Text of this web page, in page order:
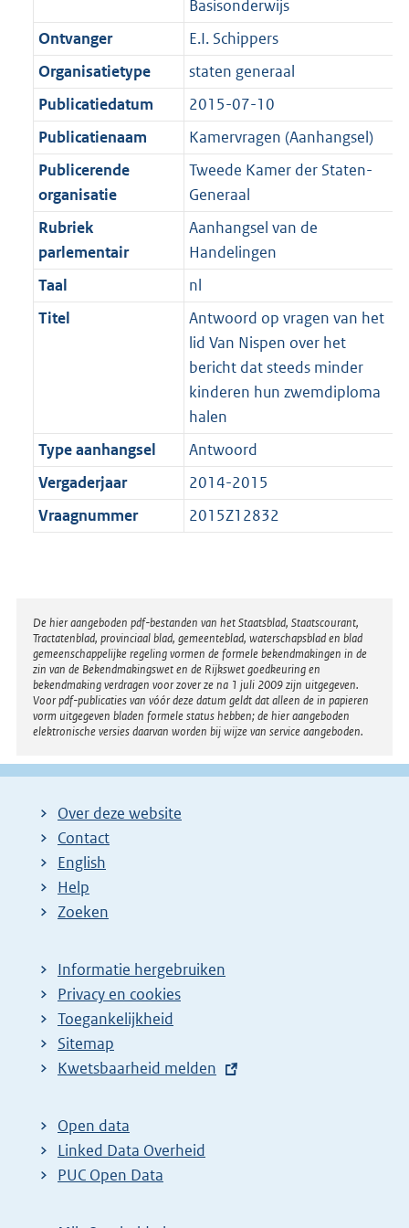
t
a
t
K
b
2
K
b
Basisonderwijs
Ontvanger
E.I. Schippers
Organisatietype
staten generaal
Publicatiedatum
2015-07-10
Publicatienaam
Kamervragen (Aanhangsel)
Publicerende
organisatie
Tweede Kamer der Staten-
Generaal
Rubriek
parlementair
Aanhangsel van de
Handelingen
Taal
nl
Titel
Antwoord op vragen van het
lid Van Nispen over het
bericht dat steeds minder
kinderen hun zwemdiploma
halen
Type aanhangsel
Antwoord
Vergaderjaar
2014-2015
Vraagnummer
2015Z12832
Disclaimer
De hier aangeboden pdf-bestanden van het Staatsblad, Staatscourant,
Tractatenblad, provinciaal blad, gemeenteblad, waterschapsblad en blad
gemeenschappelijke regeling vormen de formele bekendmakingen in de
zin van de Bekendmakingswet en de Rijkswet goedkeuring en
bekendmaking verdragen voor zover ze na 1 juli 2009 zijn uitgegeven.
Voor pdf-publicaties van vóór deze datum geldt dat alleen de in papieren
vorm uitgegeven bladen formele status hebben; de hier aangeboden
elektronische versies daarvan worden bij wijze van service aangeboden.
Over deze website
Contact
English
Help
Zoeken
Informatie hergebruiken
Privacy en cookies
Toegankelijkheid
Sitemap
E
t
e
r
Kwetsbaarheid melden
Open data
Linked Data Overheid
PUC Open Data